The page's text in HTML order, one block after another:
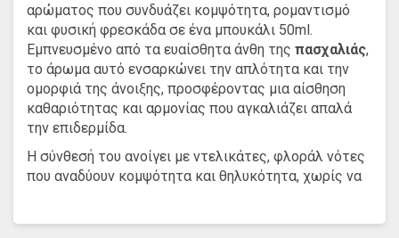
αρώματος που συνδυάζει κομψότητα, ρομαντισμό
και φυσική φρεσκάδα σε ένα μπουκάλι 50ml.
Εμπνευσμένο από τα ευαίσθητα άνθη της πασχαλιάς,
το άρωμα αυτό ενσαρκώνει την απλότητα και την
ομορφιά της άνοιξης, προσφέροντας μια αίσθηση
καθαριότητας και αρμονίας που αγκαλιάζει απαλά
την επιδερμίδα.
Η σύνθεσή του ανοίγει με ντελικάτες, φλοράλ νότες
που αναδύουν κομψότητα και θηλυκότητα, χωρίς να